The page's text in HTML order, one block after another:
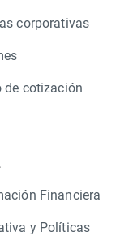
corporativas
de cotización
Financiera
y Políticas